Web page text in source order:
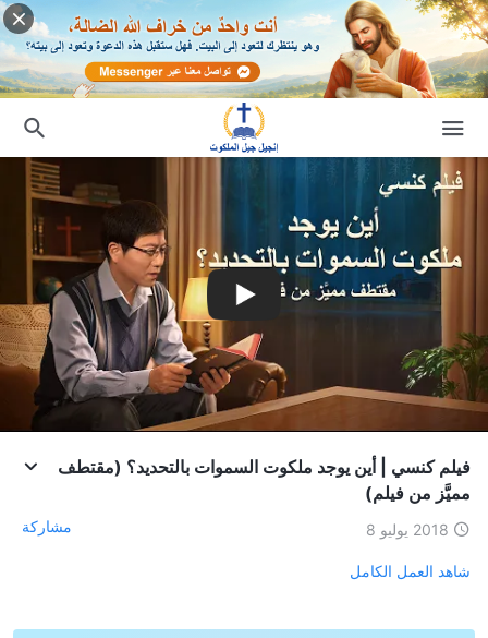
فيلم كنسي | أين يوجد ملكوت السموات بالتحديد؟ (مقتطف
مميَّز من فيلم)
2018 يوليو 8 مشاركة
شاهد العمل الكامل